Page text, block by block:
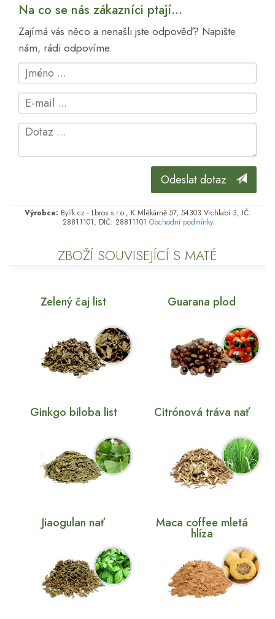
Na co se nás zákazníci ptají...
Zajímá vás něco a nenašli jste odpověď? Napište
nám, rádi odpovíme.
Odeslat dotaz
Výrobce: Bylík.cz - Lbros s.r.o., K Mlékárně 57, 54303 Vrchlabí 3, IČ:
28811101, DIČ: 28811101 Obchodní podmínky
ZBOŽÍ SOUVISEJÍCÍ S MATÉ
Zelený čaj list Guarana plod
Ginkgo biloba list Citrónová tráva nať
Jiaogulan nať Maca coffee mletá
hlíza